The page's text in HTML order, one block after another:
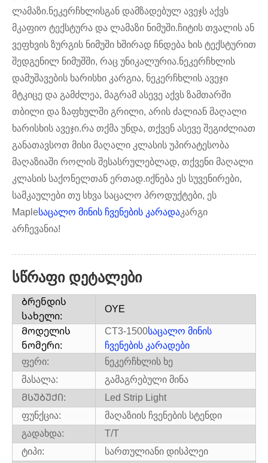
ლამაზი.ნეკერჩხლისგან დამზადებულ ავეჯს აქვს
მკაფიო ტექსტურა და ლამაზი ნიმუში.ჩიტის თვალის ან
ვეფხვის ზურგის ნიმუში ხშირად ჩნდება ხის ტექსტურით
შედგენილ ნიმუშში, რაც უნიკალურია.ნეკერჩხლის
დამუშავების ხარისხი კარგია, ნეკერჩხლის ავეჯი
მტკიცე და გამძლეა, მაგრამ ასევე აქვს ზამთარში
თბილი და ზაფხულში გრილი, არის ძალიან მაღალი
ხარისხის ავეჯი.რა თქმა უნდა, თქვენ ასევე შეგიძლიათ
განათავსოთ მისი მაღალი კლასის უპირატესობა
მაღაზიაში როლის შესასრულებლად, თქვენი მაღალი
კლასის საქონელთან ერთად.იქნება ეს სუვენირები,
სამკაულები თუ სხვა საცალო პროდუქტები, ეს
Mapleსაცალო მინის ჩვენების კარადაკარგი
არჩევანია!
სწრაფი დეტალები
Ბრენდის
სახელი:
OYE
Მოდელის
ნომერი:
CT3-1500საცალო მინის
ჩვენების კარადები
ფერი:
ნეკერჩხლის ხე
მასალა:
გამაგრებული მინა
ᲛᲡᲣᲑᲣᲥᲘ:
Led Strip Light
ფუნქცია:
მაღაზიის ჩვენების სტენდი
გადახდა:
T/T
ტიპი:
სართულიანი დისპლეი